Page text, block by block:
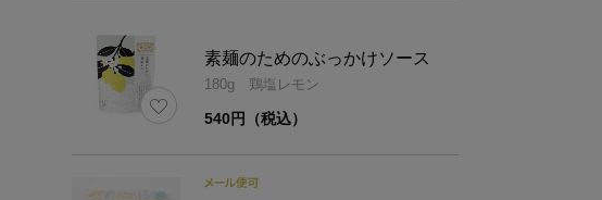
しの素、食用ごま
油、(一部に小麦・大
豆・ごまを含む）
内容量 200ml
素麺のためのぶっかけソース
180g 鶏塩レモン
540円（税込）